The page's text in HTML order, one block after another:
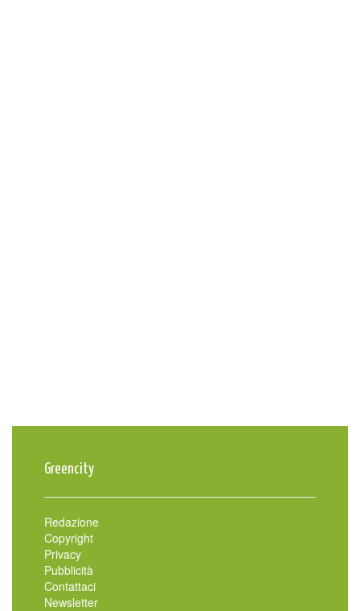
Greencity
Redazione
Copyright
Privacy
Pubblicità
Contattaci
Newsletter